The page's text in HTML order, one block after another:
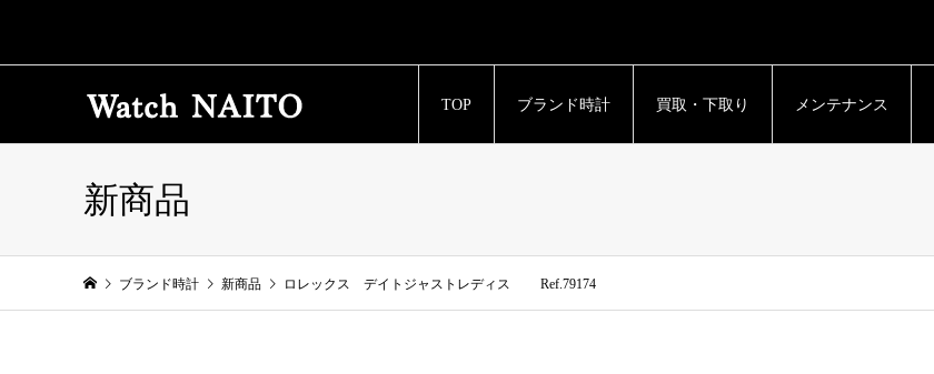
TOP ブランド時計 買取・下取り メンテナンス
新商品
ブランド時計 新商品 ロレックス デイトジャストレディス Ref.79174